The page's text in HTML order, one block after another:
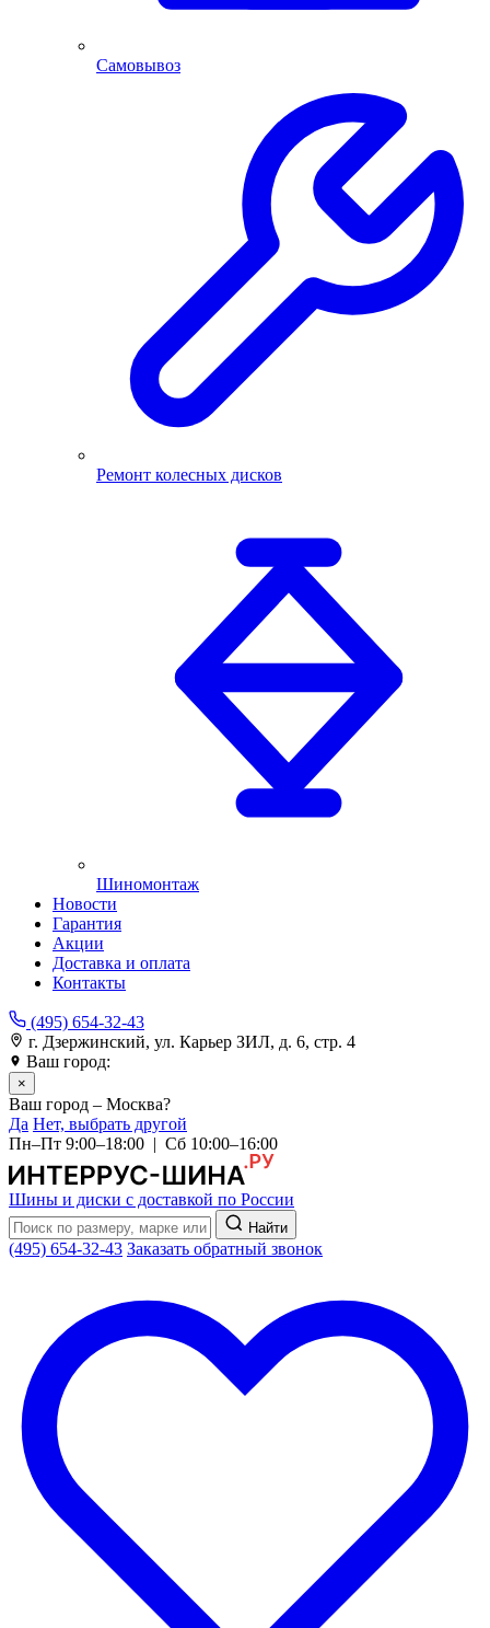
Самовывоз
Ремонт колесных дисков
Шиномонтаж
Новости
Гарантия
Акции
Доставка и оплата
Контакты
(495) 654-32-43
г. Дзержинский, ул. Карьер ЗИЛ, д. 6, стр. 4
Ваш город:
×
Ваш город – Москва?
Да Нет, выбрать другой
Пн–Пт 9:00–18:00 | Сб 10:00–16:00
Шины и диски с доставкой по России
Найти
(495) 654-32-43 Заказать обратный звонок